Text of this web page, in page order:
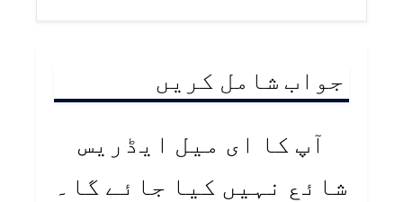
جواب شامل کریں
آپ کا ای میل ایڈریس
شائع نہیں کیا جائے گا۔